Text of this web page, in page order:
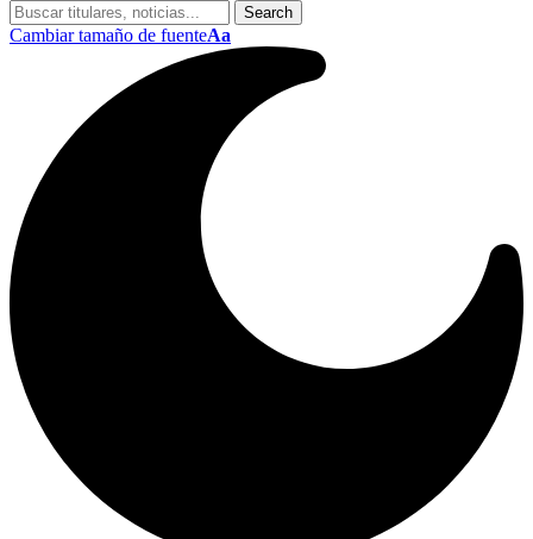
Cambiar tamaño de fuenteAa